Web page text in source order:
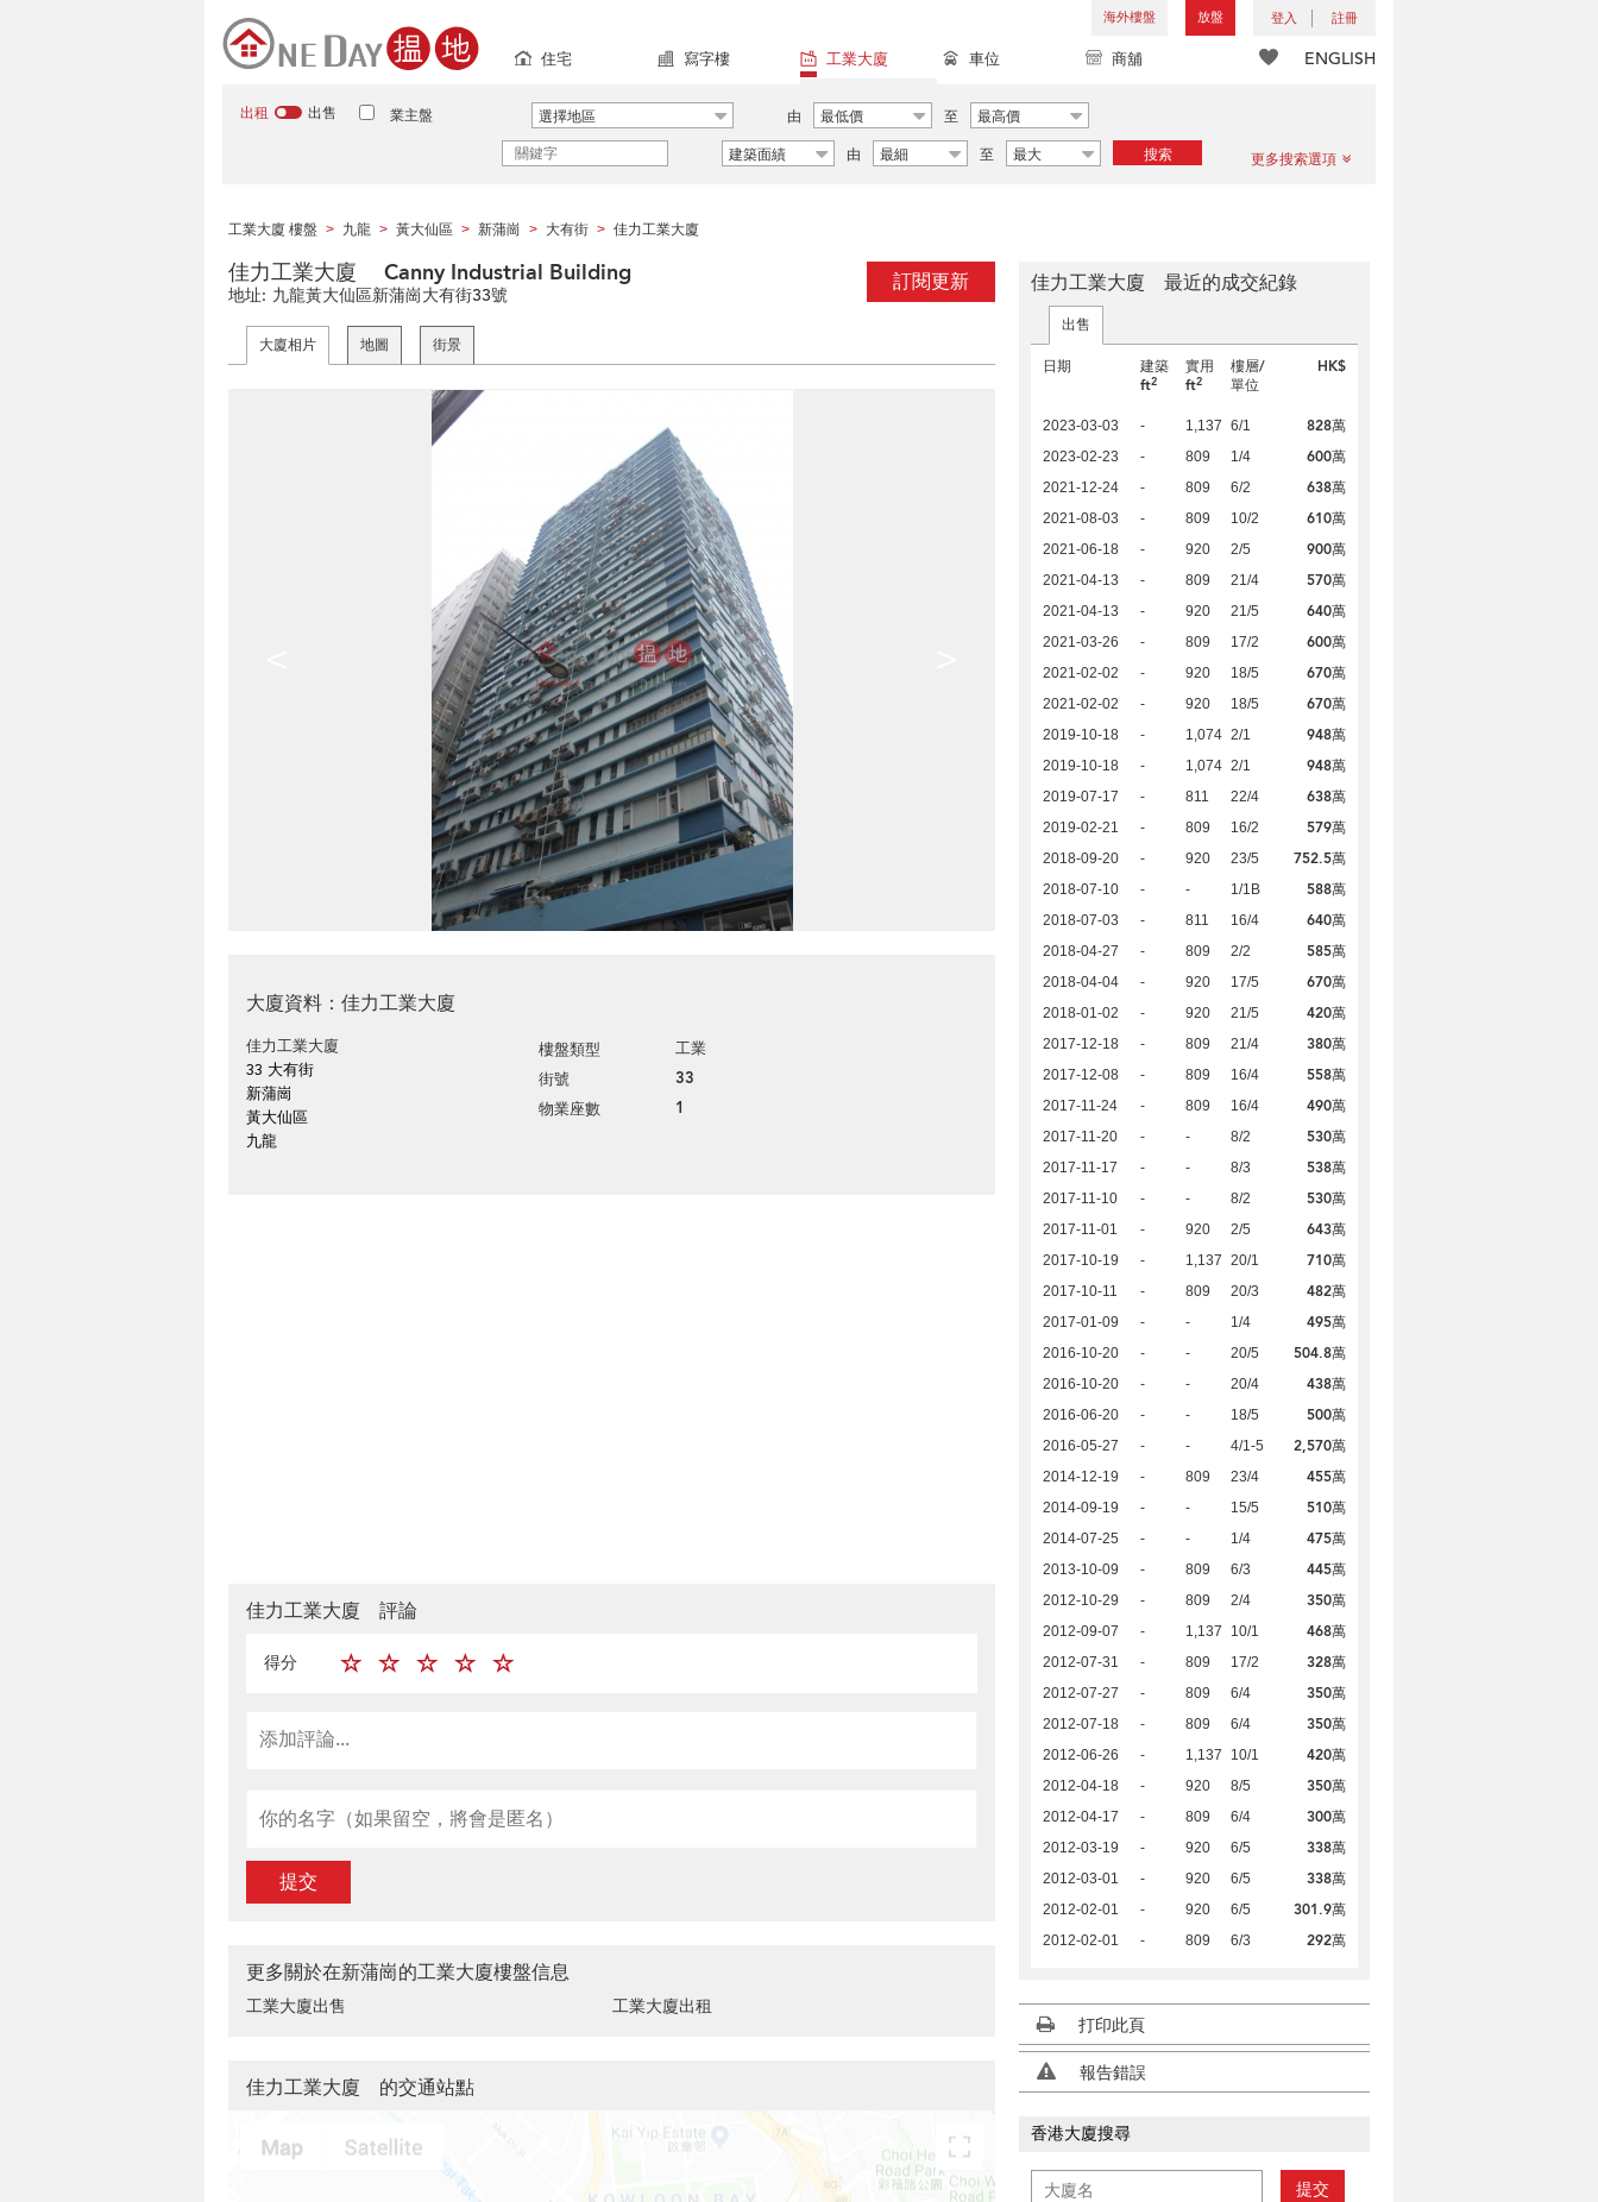
海外樓盤 放盤 登入 註冊
ENGLISH
住宅 寫字樓 工業大廈 車位 商舖
出租 出售 業主盤 選擇地區 由 最低價 至
最高價
建築面績
由 最細 至 最大 搜索 更多搜索選項
工業大廈 樓盤 > 九龍 > 黃大仙區 > 新蒲崗 > 大有街 > 佳力工業大廈
訂閱更新
佳力工業大廈 Canny Industrial Building
地址: 九龍黃大仙區新蒲崗大有街33號
大廈相片 地圖 街景
大廈資料：佳力工業大廈
佳力工業大廈
33 大有街
新蒲崗
黃大仙區
九龍
樓盤類型 工業
街號 33
物業座數 1
佳力工業大廈 評論
得分
提交
更多關於在新蒲崗的工業大廈樓盤信息
工業大廈出售 工業大廈出租
佳力工業大廈 的交通站點
佳力工業大廈 最近的成交紀錄
出售
日期
建築
ft2
實用
ft2
樓層/
單位
HK$
2023-03-03 - 1,137 6/1 828萬
2023-02-23 - 809 1/4 600萬
2021-12-24 - 809 6/2 638萬
2021-08-03 - 809 10/2 610萬
2021-06-18 - 920 2/5 900萬
2021-04-13 - 809 21/4 570萬
2021-04-13 - 920 21/5 640萬
2021-03-26 - 809 17/2 600萬
2021-02-02 - 920 18/5 670萬
2021-02-02 - 920 18/5 670萬
2019-10-18 - 1,074 2/1 948萬
2019-10-18 - 1,074 2/1 948萬
2019-07-17 - 811 22/4 638萬
2019-02-21 - 809 16/2 579萬
2018-09-20 - 920 23/5 752.5萬
2018-07-10 - - 1/1B 588萬
2018-07-03 - 811 16/4 640萬
2018-04-27 - 809 2/2 585萬
2018-04-04 - 920 17/5 670萬
2018-01-02 - 920 21/5 420萬
2017-12-18 - 809 21/4 380萬
2017-12-08 - 809 16/4 558萬
2017-11-24 - 809 16/4 490萬
2017-11-20 - - 8/2 530萬
2017-11-17 - - 8/3 538萬
2017-11-10 - - 8/2 530萬
2017-11-01 - 920 2/5 643萬
2017-10-19 - 1,137 20/1 710萬
2017-10-11 - 809 20/3 482萬
2017-01-09 - - 1/4 495萬
2016-10-20 - - 20/5 504.8萬
2016-10-20 - - 20/4 438萬
2016-06-20 - - 18/5 500萬
2016-05-27 - - 4/1-5 2,570萬
2014-12-19 - 809 23/4 455萬
2014-09-19 - - 15/5 510萬
2014-07-25 - - 1/4 475萬
2013-10-09 - 809 6/3 445萬
2012-10-29 - 809 2/4 350萬
2012-09-07 - 1,137 10/1 468萬
2012-07-31 - 809 17/2 328萬
2012-07-27 - 809 6/4 350萬
2012-07-18 - 809 6/4 350萬
2012-06-26 - 1,137 10/1 420萬
2012-04-18 - 920 8/5 350萬
2012-04-17 - 809 6/4 300萬
2012-03-19 - 920 6/5 338萬
2012-03-01 - 920 6/5 338萬
2012-02-01 - 920 6/5 301.9萬
2012-02-01 - 809 6/3 292萬
打印此頁
報告錯誤
香港大廈搜尋
提交